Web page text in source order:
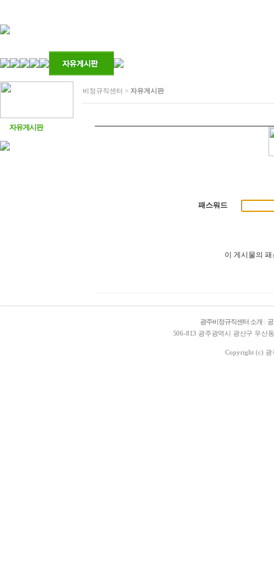
자유게시판
비정규직센터 > 자유게시판
패스워드
이 게시물의
광주비정규직센터 소개
506-813 광주광역시 광산구 우산
Copyright (c) 광